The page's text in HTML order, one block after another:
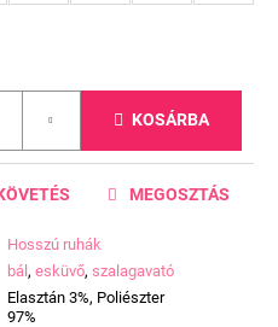
KOSÁRBA
Hosszú ruhák
bál, esküvő, szalagavató
Elasztán 3%, Poliészter
97%
MEGOSZTÁS